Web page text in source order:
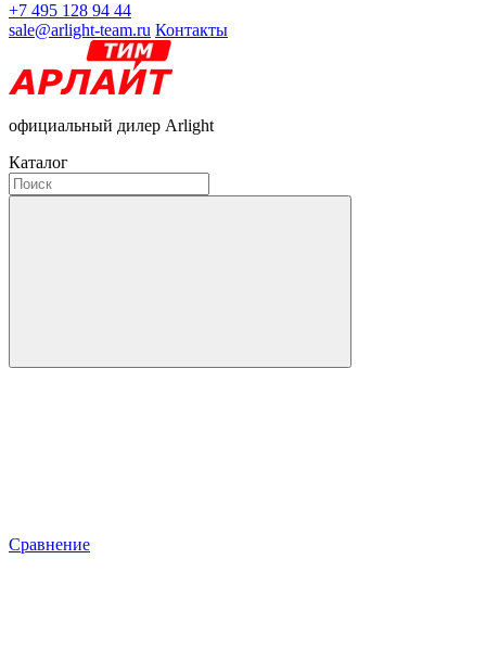
+7 495 128 94 44
sale@arlight-team.ru Контакты
официальный дилер Arlight
Каталог
Сравнение